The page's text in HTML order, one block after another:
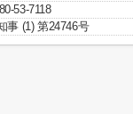
53-7118
事 (1) 第24746号